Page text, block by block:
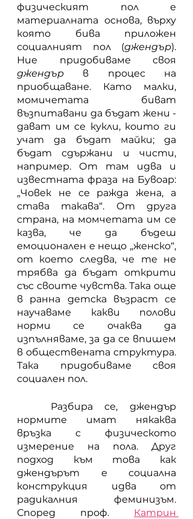
физическият пол е
материалната основа, върху
която бива приложен
социалният пол (джендър).
джендър в процес на
приобщаване. Като малки,
момичетата биват
възпитавани да бъдат жени -
дават им се кукли, които ги
учат да бъдат майки; да
бъдат сдържани и чисти,
например. От там идва и
известната фраза на Бувоар:
„Човек не се ражда жена, а
става такава“. От друга
страна, на момчетата им се
казва, че да бъдеш
емоционален е нещо „женско“,
от което следва, че те не
трябва да бъдат открити
със своите чувства. Така още
в ранна детска възраст се
научаваме какви полови
норми се очаква да
изпълняваме, за да се впишем
в обществената структура.
Така придобиваме своя
социален пол.
нормите имат някаква
връзка с физическото
измерение на пола. Друг
подход към това как
джендърът е социална
конструкция идва от
радикалния феминизъм.
Според проф.
Катрин